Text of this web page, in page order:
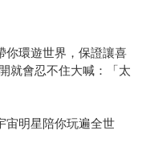
你環遊世界，保證讓喜
就會忍不住大喊：「太
宙明星陪你玩遍全世